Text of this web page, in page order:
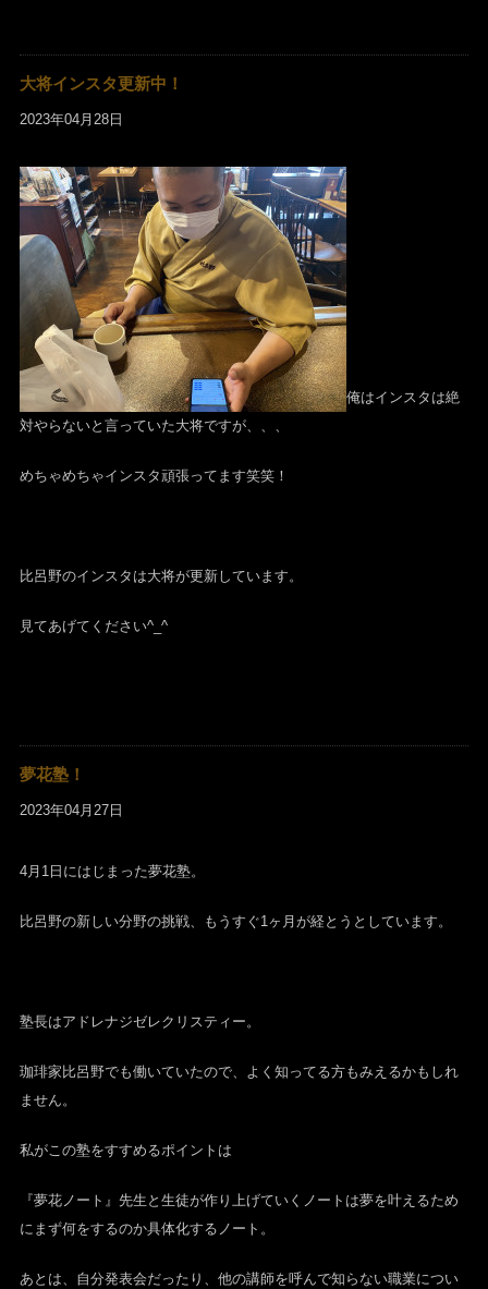
大将インスタ更新中！
2023年04月28日
俺はインスタは絶
対やらないと言っていた大将ですが、、、
めちゃめちゃインスタ頑張ってます笑笑！
比呂野のインスタは大将が更新しています。
見てあげてください^_^
夢花塾！
2023年04月27日
4月1日にはじまった夢花塾。
比呂野の新しい分野の挑戦、もうすぐ1ヶ月が経とうとしています。
塾長はアドレナジゼレクリスティー。
珈琲家比呂野でも働いていたので、よく知ってる方もみえるかもしれ
ません。
私がこの塾をすすめるポイントは
『夢花ノート』先生と生徒が作り上げていくノートは夢を叶えるため
にまず何をするのか具体化するノート。
あとは、自分発表会だったり、他の講師を呼んで知らない職業につい